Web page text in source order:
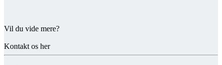
Vil du vide mere?
Kontakt os her